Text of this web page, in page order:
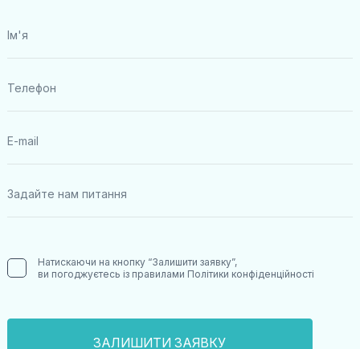
Натискаючи на кнопку “Залишити заявку”,
ви погоджуєтесь із правилами Політики конфіденційності